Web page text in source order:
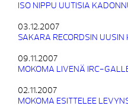
ISO NIPPU UUTISIA
03.12.2007
SAKARA RECORDSIN
09.11.2007
MOKOMA LIVENÄ IRC-
02.11.2007
MOKOMA ESITTELEE